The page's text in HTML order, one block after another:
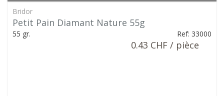
Bridor
Petit Pain Diamant Nature 55g
55 gr. Ref: 33000
0.43 CHF / pièce